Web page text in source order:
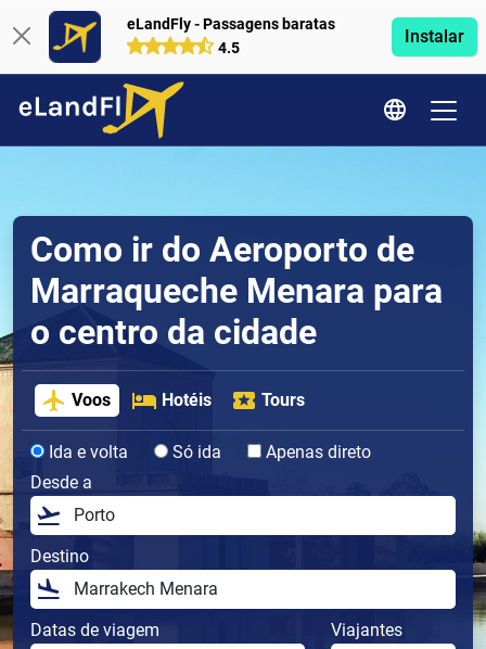
eLandFly - Passagens baratas
4.5
Instalar
Como ir do Aeroporto de
Marraqueche Menara para
o centro da cidade
Voos Hotéis Tours
Ida e volta Só ida
Apenas direto
Desde a
Destino
Datas de viagem Viajantes